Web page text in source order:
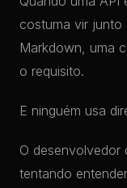
costuma vir junto
Markdown, uma
o requisito.
E ninguém usa
O desenvolvedor
tentando